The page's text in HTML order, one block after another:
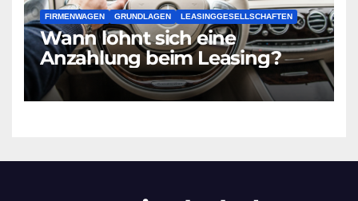
FIRMENWAGEN GRUNDLAGEN LEASINGGESELLSCHAFTEN
Wann lohnt sich eine
Anzahlung beim Leasing?